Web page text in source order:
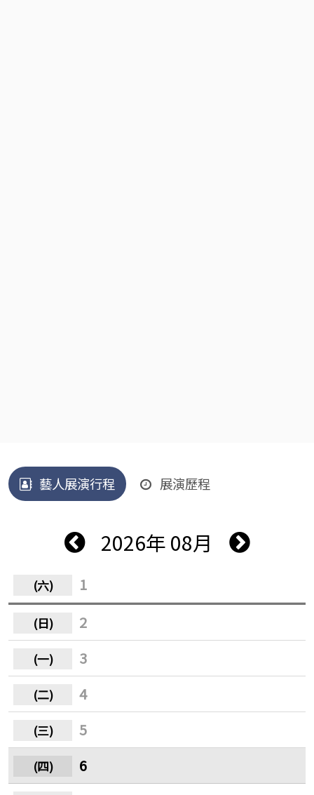
藝人展演行程 展演歷程
2026年 08月
1
2
3
4
5
6